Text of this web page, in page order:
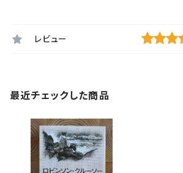
レビュー
最近チェックした商品